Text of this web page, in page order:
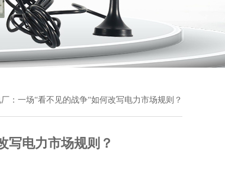
：一场“看不见的战争“如何改写电力市场规则？
写电力市场规则？